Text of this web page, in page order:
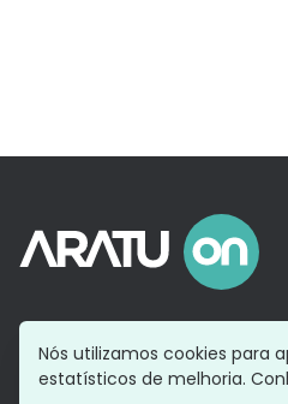
Nós utilizamos cookies para
estatísticos de melhoria.